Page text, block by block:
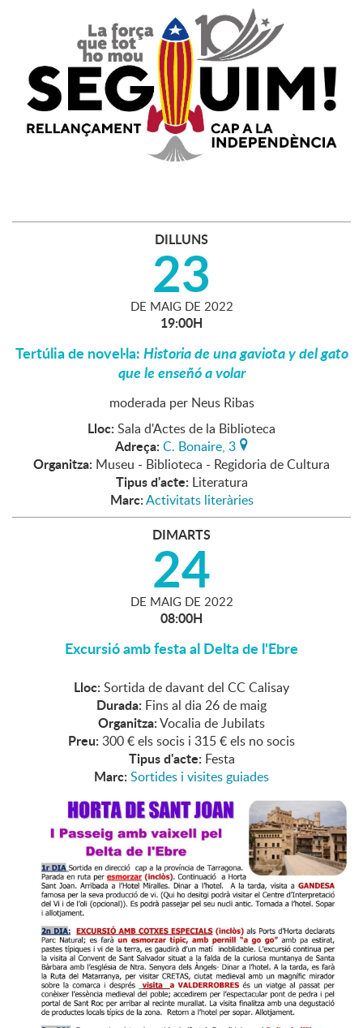
DILLUNS
23
DE MAIG DE 2022
19:00H
Tertúlia de novel·la:Historia de una gaviota y del gato
que le enseñó a volar
moderada per Neus Ribas
Lloc: Sala d'Actes de la Biblioteca
Adreça: C. Bonaire, 3
Organitza: Museu - Biblioteca - Regidoria de Cultura
Tipus d'acte: Literatura
Marc:Activitats literàries
DIMARTS
24
DE MAIG DE 2022
08:00H
Excursió amb festa al Delta de l'Ebre
Lloc: Sortida de davant del CC Calisay
Durada: Fins al dia 26 de maig
Organitza:Vocalia de Jubilats
Preu: 300 € els socis i 315 € els no socis
Tipus d'acte: Festa
Marc: Sortides i visites guiades